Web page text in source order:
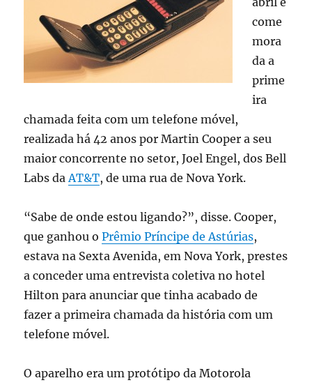
por
ela
diariamente
come
mora
da a
prime
ira
chamada feita com um telefone móvel,
realizada há 42 anos por Martin Cooper a seu
maior concorrente no setor, Joel Engel, dos Bell
Labs daAT&T, de uma rua de Nova York.
“Sabe de onde estou ligando?”, disse. Cooper,
que ganhou oPrêmio Príncipe de Astúrias,
estava na Sexta Avenida, em Nova York, prestes
a conceder uma entrevista coletiva no hotel
Hilton para anunciar que tinha acabado de
fazer a primeira chamada da história com um
telefone móvel.
O aparelho era um protótipo da Motorola